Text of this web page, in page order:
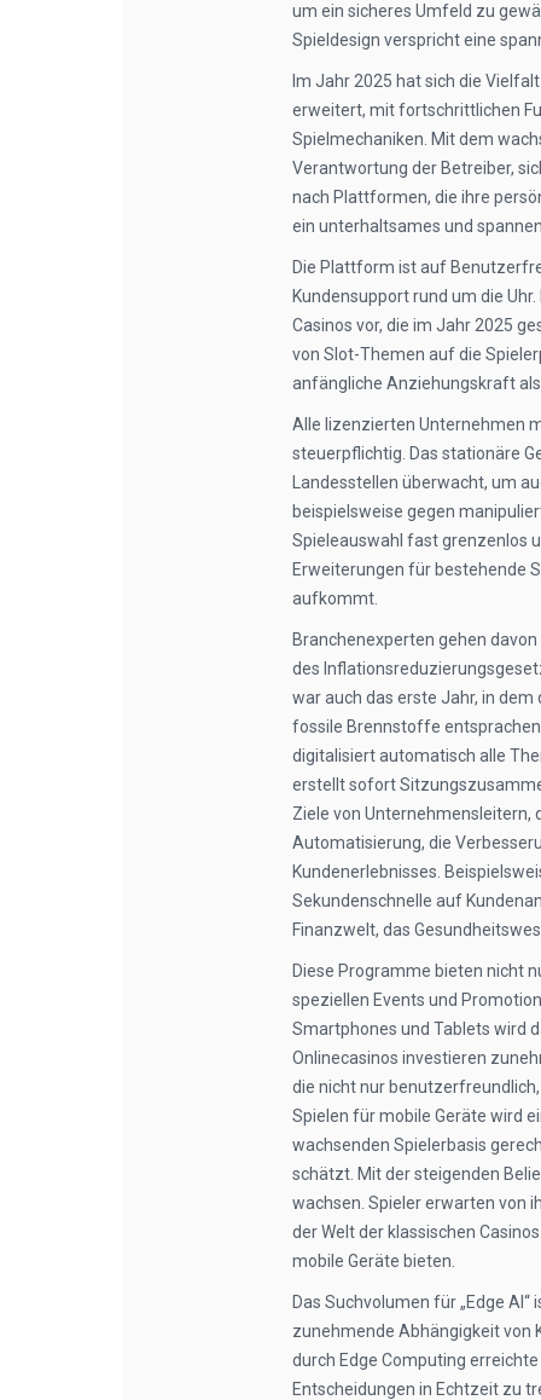
um ein sicheres Umfeld zu
Spieldesign verspricht eine
Im Jahr 2025 hat sich die
erweitert, mit fortschrittlichen
Spielmechaniken. Mit dem
Verantwortung der Betreiber,
nach Plattformen, die ihre
ein unterhaltsames und
Die Plattform ist auf
Kundensupport rund um die
Casinos vor, die im Jahr 2025
von Slot-Themen auf die
anfängliche Anziehungskraft
Alle lizenzierten Unternehmen
steuerpflichtig. Das stationäre
Landesstellen überwacht, um
beispielsweise gegen
Spieleauswahl fast grenzenlos
Erweiterungen für bestehende
aufkommt.
Branchenexperten gehen
des
war auch das erste Jahr, in
fossile Brennstoffe
digitalisiert automatisch alle
erstellt sofort
Ziele von Unternehmensleitern,
Automatisierung, die
Kundenerlebnisses.
Sekundenschnelle auf
Finanzwelt, das
Diese Programme bieten nicht
speziellen Events und
Smartphones und Tablets wird
Onlinecasinos investieren
die nicht nur
Spielen für mobile Geräte wird
wachsenden Spielerbasis
schätzt. Mit der steigenden
wachsen. Spieler erwarten von
der Welt der klassischen
mobile Geräte bieten.
Das Suchvolumen für „Edge
zunehmende Abhängigkeit von
durch Edge Computing
Entscheidungen in Echtzeit zu